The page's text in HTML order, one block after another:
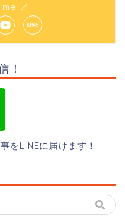
／
！
をLINEに届けます！